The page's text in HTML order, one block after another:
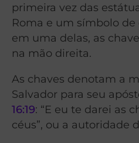
primeira vez das
Roma e um símbolo
em uma delas, as
na mão direita.
As chaves denotam a
Salvador para seu
16:19: “E eu te darei as
céus”, ou a autoridade